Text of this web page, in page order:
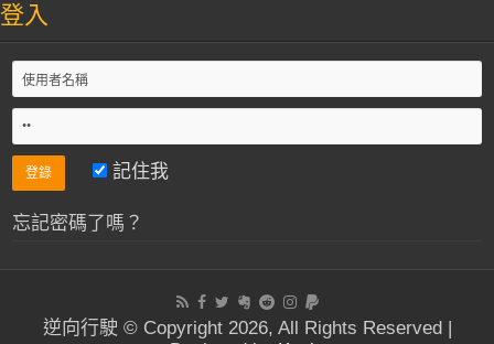
登入
記住我
忘記密碼了嗎？
逆向行駛 © Copyright 2026, All Rights Reserved |